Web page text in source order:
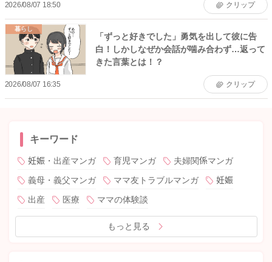
2026/08/07 18:50 クリップ
暮らし
「ずっと好きでした」勇気を出して彼に告
白！しかしなぜか会話が噛み合わず…返って
きた言葉とは！？
2026/08/07 16:35 クリップ
キーワード
妊娠・出産マンガ 育児マンガ
夫婦関係マンガ
義母・義父マンガ
ママ友トラブルマンガ
妊娠
出産
医療 ママの体験談
もっと見る